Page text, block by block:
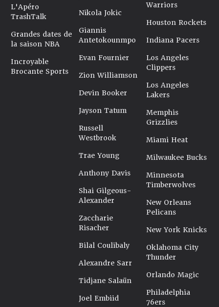
L'Apéro
TrashTalk
Grandes dates de
la saison NBA
Incroyable
Brocante Sports
Nikola Jokic
Giannis
Antetokounmpo
Evan Fournier
Zion Williamson
Devin Booker
Jayson Tatum
Russell
Westbrook
Trae Young
Anthony Davis
Shai Gilgeous-
Alexander
Zaccharie
Risacher
Bilal Coulibaly
Alexandre Sarr
Tidjane Salaün
Joel Embiid
Warriors
Houston Rockets
Indiana Pacers
Los Angeles
Clippers
Los Angeles
Lakers
Memphis
Grizzlies
Miami Heat
Milwaukee Bucks
Minnesota
Timberwolves
New Orleans
Pelicans
New York Knicks
Oklahoma City
Thunder
Orlando Magic
Philadelphia
76ers